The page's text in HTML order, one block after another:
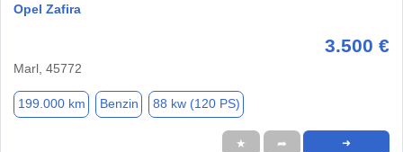
Opel Zafira
3.500 €
Marl, 45772
199.000 km Benzin 88 kw (120 PS)
★ ➦ ➜